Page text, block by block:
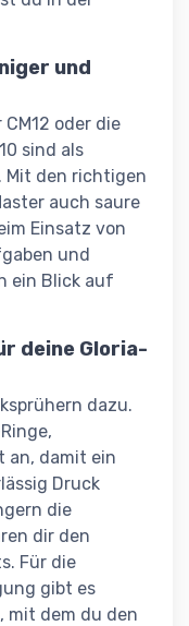
und
oder die
sind als
Mit den richtigen
auch saure
Einsatz von
und
ein Blick auf
deine Gloria-
dazu.
an, damit ein
Druck
die
dir den
Für die
gibt es
mit dem du den